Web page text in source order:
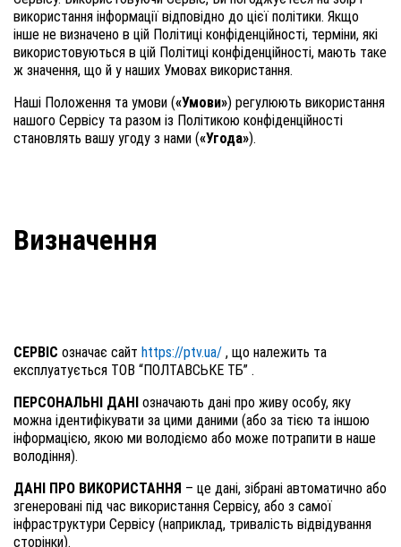
використання інформації відповідно до цієї політики. Якщо
інше не визначено в цій Політиці конфіденційності, терміни, які
використовуються в цій Політиці конфіденційності, мають таке
ж значення, що й у наших Умовах використання.
Наші Положення та умови («Умови») регулюють використання
нашого Сервісу та разом із Політикою конфіденційності
становлять вашу угоду з нами («Угода»).
Визначення
СЕРВІС означає сайт https://ptv.ua/ , що належить та
експлуатується ТОВ “ПОЛТАВСЬКЕ ТБ” .
ПЕРСОНАЛЬНІ ДАНІ означають дані про живу особу, яку
можна ідентифікувати за цими даними (або за тією та іншою
інформацією, якою ми володіємо або може потрапити в наше
володіння).
ДАНІ ПРО ВИКОРИСТАННЯ – це дані, зібрані автоматично або
згенеровані під час використання Сервісу, або з самої
інфраструктури Сервісу (наприклад, тривалість відвідування
сторінки).